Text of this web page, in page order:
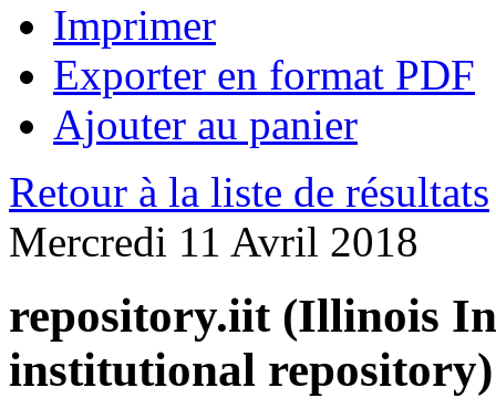
Imprimer
Exporter en format PDF
Ajouter au panier
Retour à la liste de résultats
Mercredi 11 Avril 2018
repository.iit (Illinois
institutional repository)